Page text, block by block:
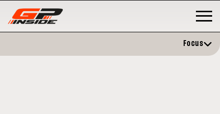
Focus